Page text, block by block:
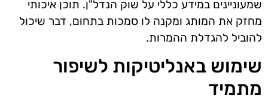
שמעוניינים במידע כללי על שוק הנדל"ן. תוכן איכותי
מחזק את המותג ומקנה לו סמכות בתחום, דבר שיכול
להוביל להגדלת ההמרות.
שימוש באנליטיקות לשיפור
מתמיד